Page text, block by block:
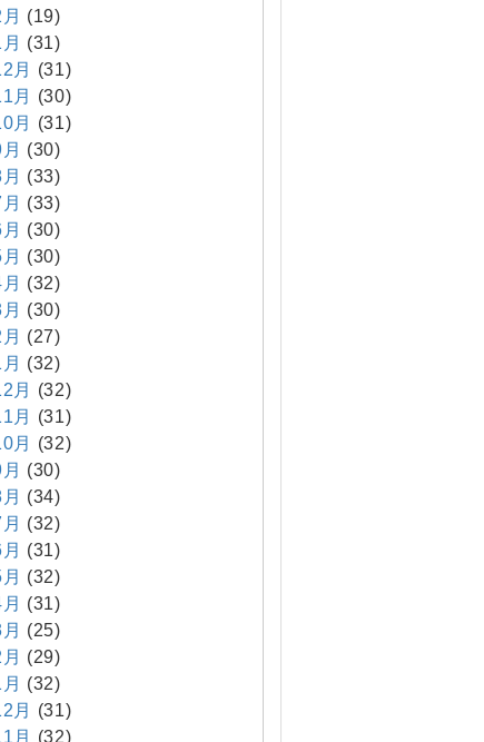
(19)
(31)
月
(31)
月
(30)
月
(31)
(30)
(33)
(33)
(30)
(30)
(32)
(30)
(27)
(32)
月
(32)
月
(31)
月
(32)
(30)
(34)
(32)
(31)
(32)
(31)
(25)
(29)
(32)
月
(31)
月
(32)